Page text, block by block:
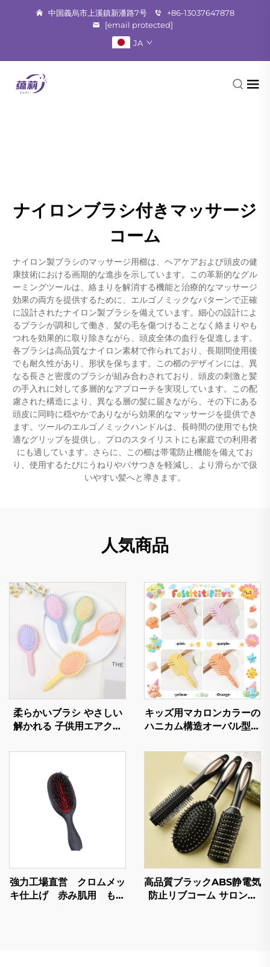
中国義烏市上溪鎮新潘路7号
+86-13037647878
[email protected]
JA
ナイロンブラシ付きマッサージ
コーム
ナイロン製ブラシのマッサージ用櫛は、ヘアケアおよび頭皮の健
康技術における画期的な進歩を示しています。この革新的なグル
ーミングツールは、絡まりを解消する機能と治療的なマッサージ
効果の両方を提供するために、エルゴノミックなパターンで正確
に設計されたナイロン製ブラシを備えています。細心の設計によ
るブラシが調和して働き、髪の毛を傷つけることなく絡まりやも
つれを効果的に取り除きながら、頭皮全体の血行を促進します。
各ブラシは高品質なナイロン素材で作られており、長期間使用後
でも耐久性があり、形状を保ちます。この櫛のデザインには、異
なる長さと密度のブラシが組み合わされており、頭皮の刺激と髪
の手入れに対して多層的なアプローチを実現しています。この配
慮された構造により、異なる層の髪に届きながら、その下にある
頭皮に同時に穏やかでありながら効果的なマッサージを提供でき
ます。ツールのエルゴノミックハンドルは、長時間の使用でも快
適なグリップを提供し、プロのスタイリストにも家庭での利用者
にも適しています。さらに、この櫛は帯電防止機能を備えてお
り、使用するたびにうねりやパサつきを軽減し、より滑らかで扱
いやすい髪へと導きます。
人気商品
柔らかいブラシ やさしい
解かれる 子供用エアクッ
髪の成長用ヘアプロダクツ
キッズ用マカロンカラーの
ハニカム構造オーバル型ナ
入りマッサージヘアブラシ
専門サロン仕様
強力工場直営 クロムメッ
キ仕上げ 赤み肌用 もみ
高品質ブラックABS静電気
防止リブコーム サロン用